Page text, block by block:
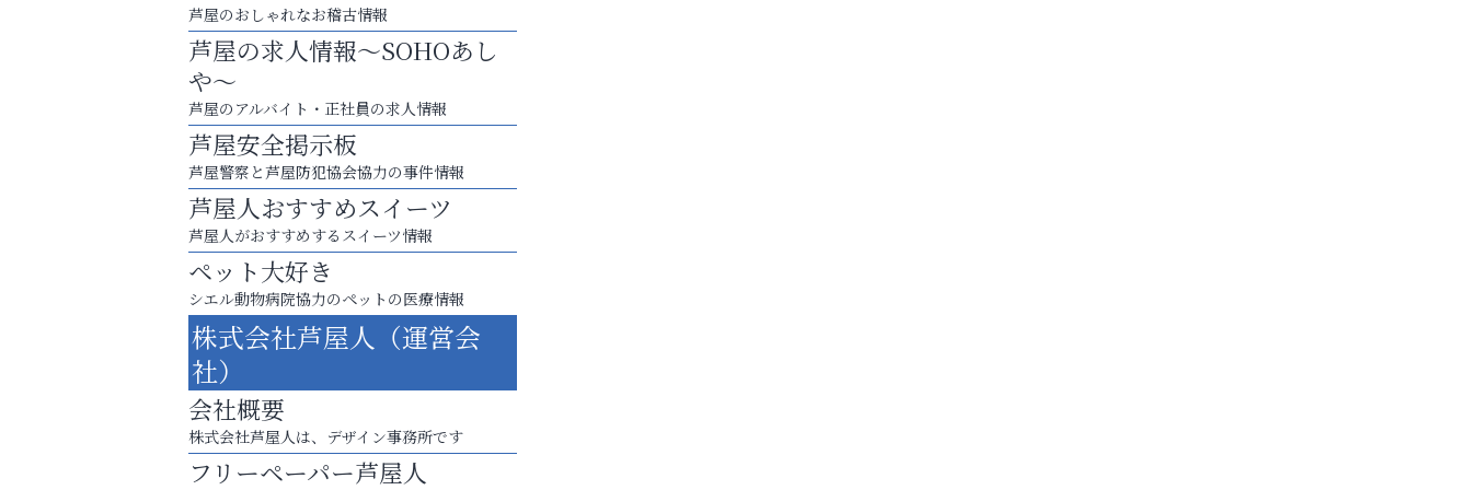
運動不足「動かない」を解消しませんか？
芦屋人~あしやびと~
芦屋のおしゃれなお稽古情報
芦屋の求人情報～SOHOあし
や～
芦屋のアルバイト・正社員の求人情報
芦屋安全掲示板
芦屋警察と芦屋防犯協会協力の事件情報
芦屋人おすすめスイーツ
芦屋人がおすすめするスイーツ情報
ペット大好き
シエル動物病院協力のペットの医療情報
株式会社芦屋人（運営会
社）
会社概要
株式会社芦屋人は、デザイン事務所です
フリーペーパー芦屋人